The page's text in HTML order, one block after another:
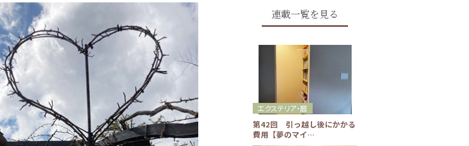
連載一覧を見る
第42回 引っ越し後にかかる
費用【夢のマイ…
エクステリア・庭